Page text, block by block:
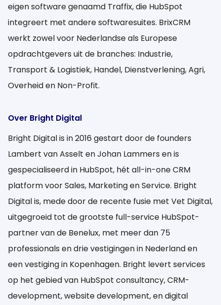
eigen software genaamd Traffix, die HubSpot
integreert met andere softwaresuites. BrixCRM
werkt zowel voor Nederlandse als Europese
opdrachtgevers uit de branches: Industrie,
Transport & Logistiek, Handel, Dienstverlening, Agri,
Overheid en Non-Profit.
Over Bright Digital
Bright Digital is in 2016 gestart door de founders
Lambert van Asselt en Johan Lammers en is
gespecialiseerd in HubSpot, hét all-in-one CRM
platform voor Sales, Marketing en Service. Bright
Digital is, mede door de recente fusie met Vet Digital,
uitgegroeid tot de grootste full-service HubSpot-
partner van de Benelux, met meer dan 75
professionals en drie vestigingen in Nederland en
een vestiging in Kopenhagen. Bright levert services
op het gebied van HubSpot consultancy, CRM-
development, website development, en digital